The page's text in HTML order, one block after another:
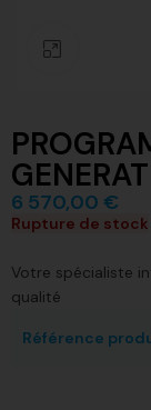
6 570,00 €
Rupture de stock
Votre spécialiste
qualité
Référence